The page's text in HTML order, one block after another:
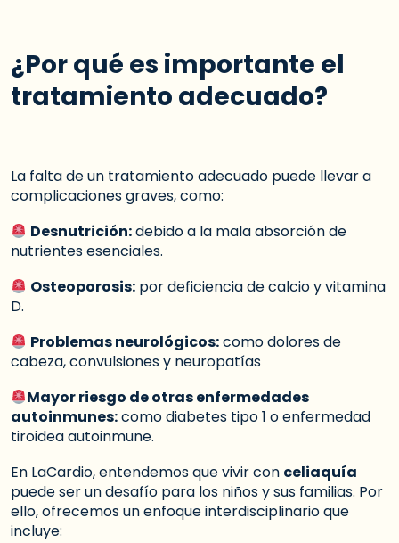
¿Por qué es importante el
tratamiento adecuado?
La falta de un tratamiento adecuado puede llevar a
complicaciones graves, como:
Desnutrición:debido a la mala absorción de
nutrientes esenciales.
Osteoporosis: por deficiencia de calcio y vitamina
D.
Problemas neurológicos:como dolores de
cabeza, convulsiones y neuropatías
Mayor riesgo de otras enfermedades
autoinmunes:como diabetes tipo 1 o enfermedad
tiroidea autoinmune.
En LaCardio, entendemos que vivir con celiaquía
puede ser un desafío para los niños y sus familias. Por
ello, ofrecemos un enfoque interdisciplinario que
incluye: